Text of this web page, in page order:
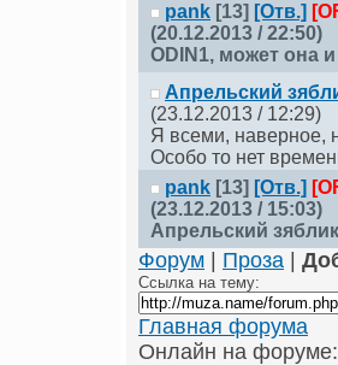
pank [13] [Отв.]
(20.12.2013 / 22:50)
ODIN1, может она
Апрельский
(23.12.2013 / 12:29)
Я всеми, наверное,
Особо то нет
pank [13] [Отв.]
(23.12.2013 / 15:03)
Апрельский зяблик
Форум Проза
Ссылка на тему:
Главная форума
Онлайн на форуме: